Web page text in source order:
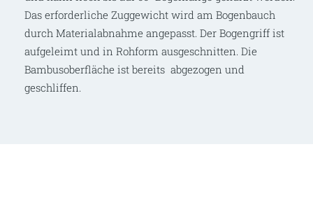
Das erforderliche Zuggewicht wird am Bogenbauch
durch Materialabnahme angepasst. Der Bogengriff ist
aufgeleimt und in Rohform ausgeschnitten. Die
Bambusoberfläche ist bereits abgezogen und
geschliffen.